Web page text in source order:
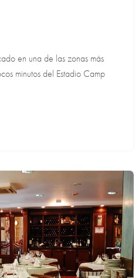
en una de las zonas más
minutos del Estadio Camp